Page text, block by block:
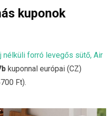
kuponok
nélküli forró levegős sütő, Air
kuponnal európai (CZ)
Ft).